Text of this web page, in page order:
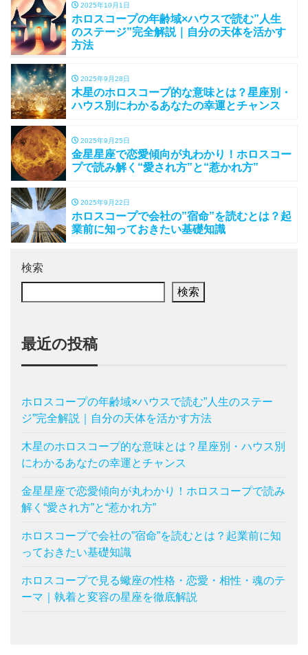
2025年10月1日
ホロスコープの年齢域×ハウスで読む”人生
のステージ”完全解説｜自分の天体を活かす
方法
2025年9月28日
木星のホロスコープ的な意味とは？星座別・
ハウス別にわかるあなたの幸運とチャンス
2025年9月25日
金星星座で恋愛傾向が丸わかり！ホロスコー
プで読み解く“愛され方”と“惹かれ方”
2025年9月22日
ホロスコープで会社の”宿命”を読むとは？起
業前に知っておきたい基礎知識
検索
検索
最近の投稿
ホロスコープの年齢域×ハウスで読む”人生のステー
ジ”完全解説｜自分の天体を活かす方法
木星のホロスコープ的な意味とは？星座別・ハウス別
にわかるあなたの幸運とチャンス
金星星座で恋愛傾向が丸わかり！ホロスコープで読み
解く“愛され方”と“惹かれ方”
ホロスコープで会社の”宿命”を読むとは？起業前に知
っておきたい基礎知識
ホロスコープで見る蠍座の性格・恋愛・相性・魂のテ
ーマ｜執着と変容の星座を徹底解説